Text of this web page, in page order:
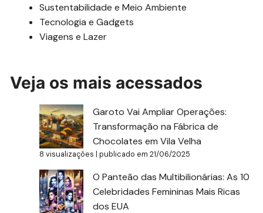
Sustentabilidade e Meio Ambiente
Tecnologia e Gadgets
Viagens e Lazer
Veja os mais acessados
Garoto Vai Ampliar Operações:
Transformação na Fábrica de
Chocolates em Vila Velha
8 visualizações |publicado em 21/06/2025
O Panteão das Multibilionárias: As 10
Celebridades Femininas Mais Ricas
dos EUA